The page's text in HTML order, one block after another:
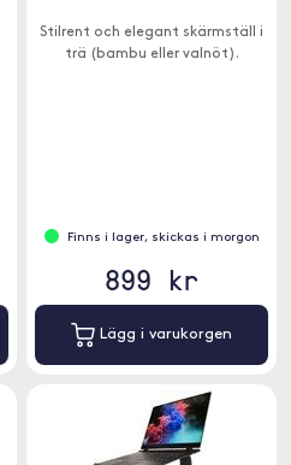
Stilrent och elegant skärmställ i
trä (bambu eller valnöt).
Finns i lager, skickas i morgon
899 kr
Lägg i varukorgen